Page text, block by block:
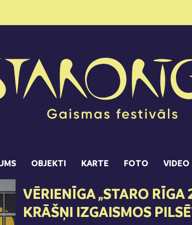
OBJEKTI KARTE FOTO VIDEO
VĒRIENĪGA „STARO
KRĀŠŅI IZGAISMOS